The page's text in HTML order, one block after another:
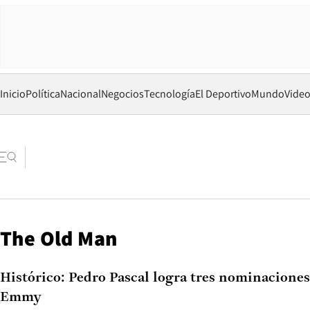
InicioPolíticaNacionalNegociosTecnologíaEl DeportivoMundo
The Old Man
Histórico: Pedro Pascal logra tres
Emmy